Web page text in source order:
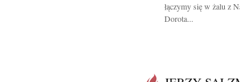
łączymy się w żalu z
Dorota...